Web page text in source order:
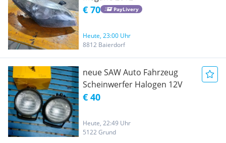
€ 70 PayLivery
Heute, 23:00 Uhr
8812 Baierdorf
neue SAW Auto Fahrzeug
Scheinwerfer Halogen 12V
€ 40
Heute, 22:49 Uhr
5122 Grund